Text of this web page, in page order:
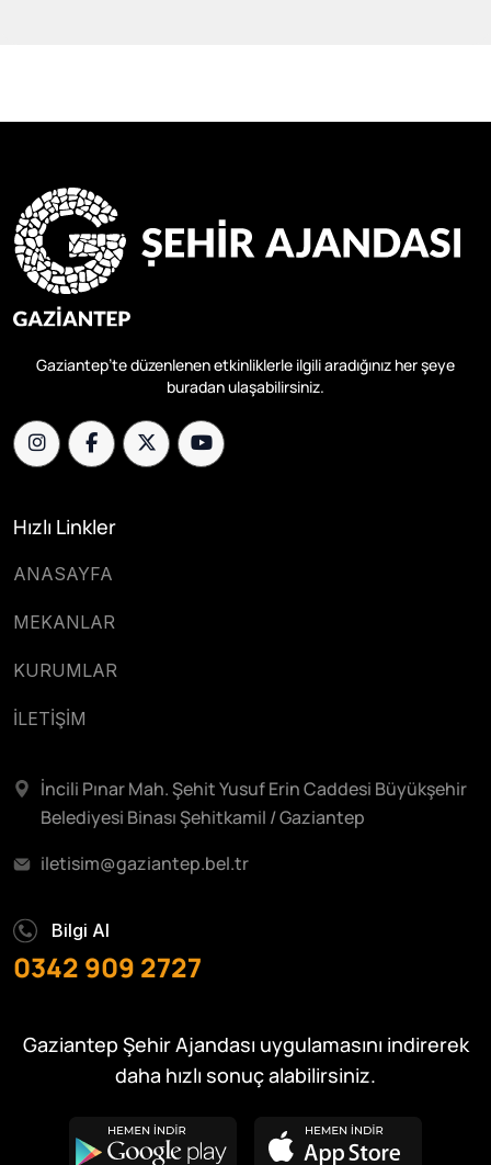
Gaziantep’te düzenlenen etkinliklerle ilgili aradığınız her şeye
buradan ulaşabilirsiniz.
Hızlı Linkler
ANASAYFA
MEKANLAR
KURUMLAR
İLETİŞİM
İncili Pınar Mah. Şehit Yusuf Erin Caddesi Büyükşehir
Belediyesi Binası Şehitkamil / Gaziantep
iletisim@gaziantep.bel.tr
Bilgi Al
0342 909 2727
Gaziantep Şehir Ajandası uygulamasını indirerek
daha hızlı sonuç alabilirsiniz.